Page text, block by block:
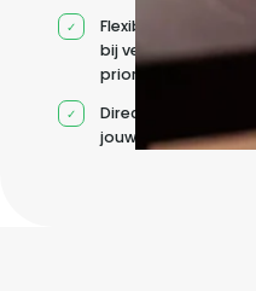
Flexibele capaciteit
bij veranderende
prioriteiten
Direct contact met
jouw team